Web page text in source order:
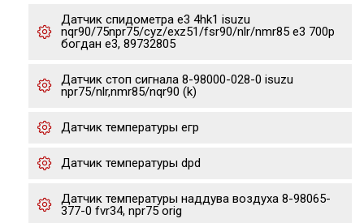
Датчик спидометра е3 4hk1 isuzu
nqr90/75npr75/cyz/exz51/fsr90/nlr/nmr85 e3 700p
богдан е3, 89732805
Датчик стоп сигнала 8-98000-028-0 isuzu
npr75/nlr,nmr85/nqr90 (k)
Датчик температуры егр
Датчик температуры dpd
Датчик температуры наддува воздуха 8-98065-
377-0 fvr34, npr75 orig